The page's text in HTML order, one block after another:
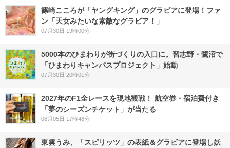
篠崎こころが「ヤングキング」のグラビアに登場！ファ
ン「天女みたいな素敵なグラビア！」
07月30日 19時00分
5000本のひまわりが街づくりの入口に。習志野・鷺沼で
「ひまわりキャンパスプロジェクト」始動
07月30日 20時01分
2027年のF1全レースを現地観戦！ 航空券・宿泊費付き
「夢のシーズンチケット」が当たる
08月05日 17時48分
東雲うみ、「スピリッツ」の表紙＆グラビアに登場し妖